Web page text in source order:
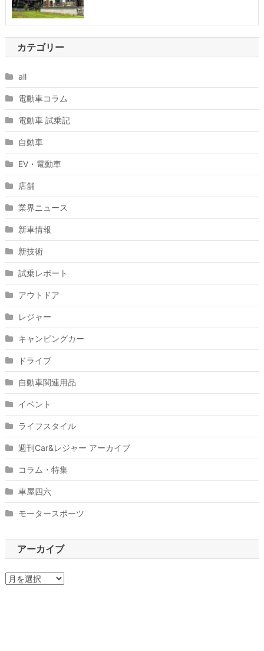
カテゴリー
all
電動車コラム
電動車 試乗記
自動車
EV・電動車
店舗
業界ニュース
新車情報
新技術
試乗レポート
アウトドア
レジャー
キャンピングカー
ドライブ
自動車関連用品
イベント
ライフスタイル
週刊Car&レジャー アーカイブ
コラム・特集
車屋四六
モータースポーツ
アーカイブ
ア